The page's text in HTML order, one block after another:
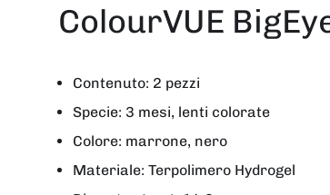
ColourVUE
Contenuto: 2 pezzi
Specie: 3 mesi, lenti colorate
Colore: marrone, nero
Materiale: Terpolimero Hydrogel